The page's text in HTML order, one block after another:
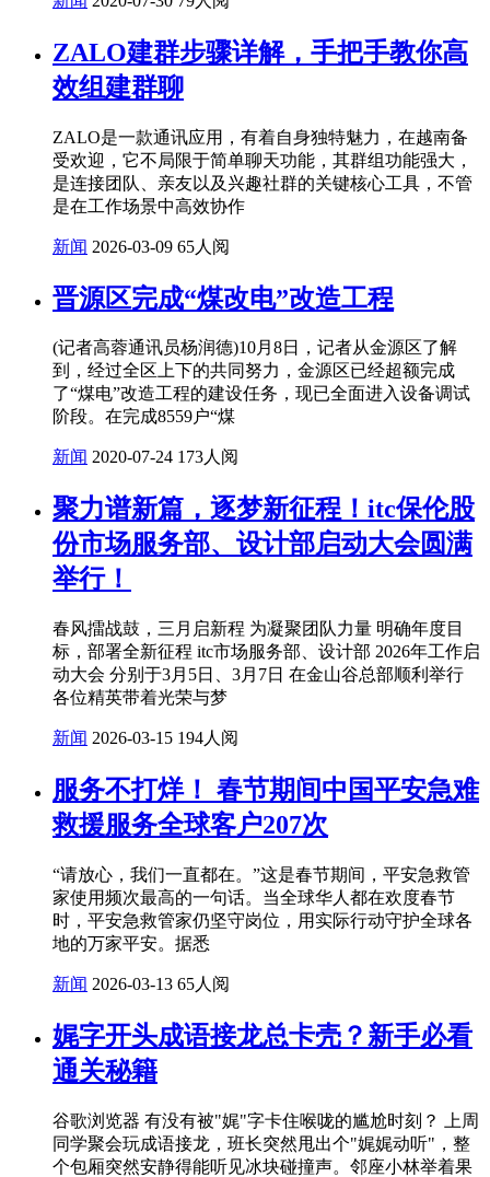
ZALO建群步骤详解，手把手教你高
效组建群聊
ZALO是一款通讯应用，有着自身独特魅力，在越南备
受欢迎，它不局限于简单聊天功能，其群组功能强大，
是连接团队、亲友以及兴趣社群的关键核心工具，不管
是在工作场景中高效协作
新闻 2026-03-09 65人阅
晋源区完成“煤改电”改造工程
(记者高蓉通讯员杨润德)10月8日，记者从金源区了解
到，经过全区上下的共同努力，金源区已经超额完成
了“煤电”改造工程的建设任务，现已全面进入设备调试
阶段。在完成8559户“煤
新闻 2020-07-24 173人阅
聚力谱新篇，逐梦新征程！itc保伦股
份市场服务部、设计部启动大会圆满
举行！
春风擂战鼓，三月启新程 为凝聚团队力量 明确年度目
标，部署全新征程 itc市场服务部、设计部 2026年工作启
动大会 分别于3月5日、3月7日 在金山谷总部顺利举行
各位精英带着光荣与梦
新闻 2026-03-15 194人阅
服务不打烊！ 春节期间中国平安急难
救援服务全球客户207次
“请放心，我们一直都在。”这是春节期间，平安急救管
家使用频次最高的一句话。当全球华人都在欢度春节
时，平安急救管家仍坚守岗位，用实际行动守护全球各
地的万家平安。据悉
新闻 2026-03-13 65人阅
娓字开头成语接龙总卡壳？新手必看
通关秘籍
谷歌浏览器 有没有被"娓"字卡住喉咙的尴尬时刻？ 上周
同学聚会玩成语接龙，班长突然甩出个"娓娓动听"，整
个包厢突然安静得能听见冰块碰撞声。邻座小林举着果